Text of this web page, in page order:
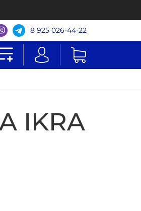
8 925 026-44-22
IKRA